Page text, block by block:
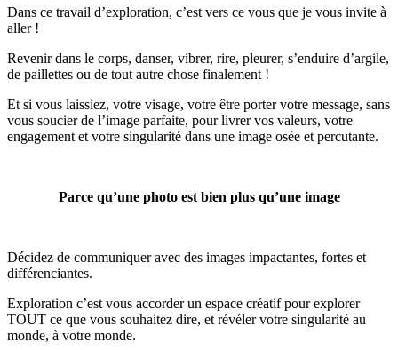
Dans ce travail d’exploration, c’est vers ce vous que je vous invite à
aller !
Revenir dans le corps, danser, vibrer, rire, pleurer, s’enduire d’argile,
de paillettes ou de tout autre chose finalement !
Et si vous laissiez, votre visage, votre être porter votre message, sans
vous soucier de l’image parfaite, pour livrer vos valeurs, votre
engagement et votre singularité dans une image osée et percutante.
Parce qu’une photo est bien plus qu’une image
Décidez de communiquer avec des images impactantes, fortes et
différenciantes.
Exploration c’est vous accorder un espace créatif pour explorer
TOUT ce que vous souhaitez dire, et révéler votre singularité au
monde, à votre monde.